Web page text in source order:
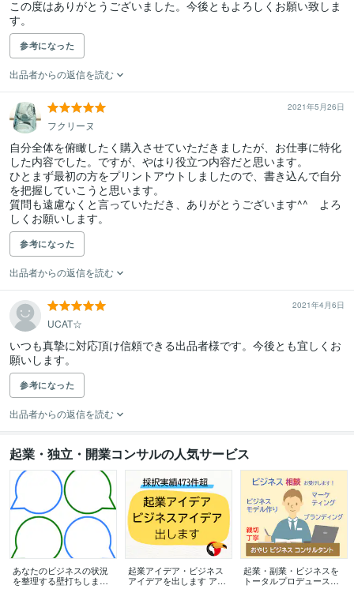
この度はありがとうございました。今後ともよろしくお願い致しま
す。
参考になった
出品者からの返信を読む
2021年5月26日
フクリーヌ
自分全体を俯瞰したく購入させていただきましたが、お仕事に特化
した内容でした。ですが、やはり役立つ内容だと思います。
ひとまず最初の方をプリントアウトしましたので、書き込んで自分
を把握していこうと思います。
質問も遠慮なくと言っていただき、ありがとうございます^^　よろ
しくお願いします。
参考になった
出品者からの返信を読む
2021年4月6日
UCAT☆
いつも真摯に対応頂け信頼できる出品者様です。今後とも宜しくお
願いします。
参考になった
出品者からの返信を読む
起業・独立・開業コンサルの人気サービス
あなたのビジネスの状況
を整理する壁打ちします
起業アイデア・ビジネス
アイデアを出します アイ
起業・副業・ビジネスを
トータルプロデュースし